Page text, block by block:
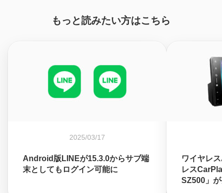
もっと読みたい方はこちら
2025/03/17
Android版LINEが15.3.0からサブ端
末としてもログイン可能に
ワイヤレ
レス
SZ500」